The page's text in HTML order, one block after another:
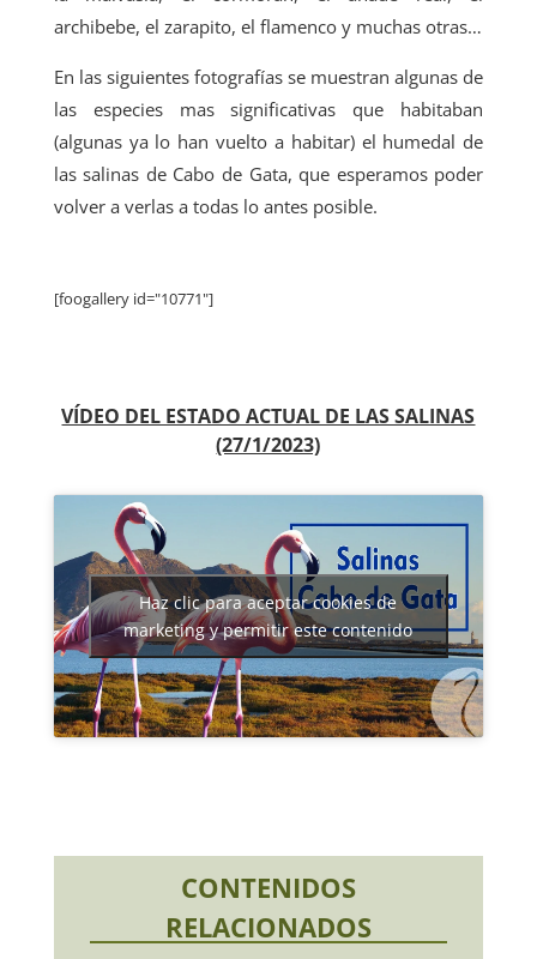
archibebe, el zarapito, el flamenco y muchas otras…
En las siguientes fotografías se muestran algunas de
las especies mas significativas que habitaban
(algunas ya lo han vuelto a habitar) el humedal de
las salinas de Cabo de Gata, que esperamos poder
volver a verlas a todas lo antes posible.
[foogallery id="10771"]
VÍDEO DEL ESTADO ACTUAL DE LAS SALINAS
(27/1/2023)
Haz clic para aceptar cookies de
marketing y permitir este contenido
CONTENIDOS
RELACIONADOS